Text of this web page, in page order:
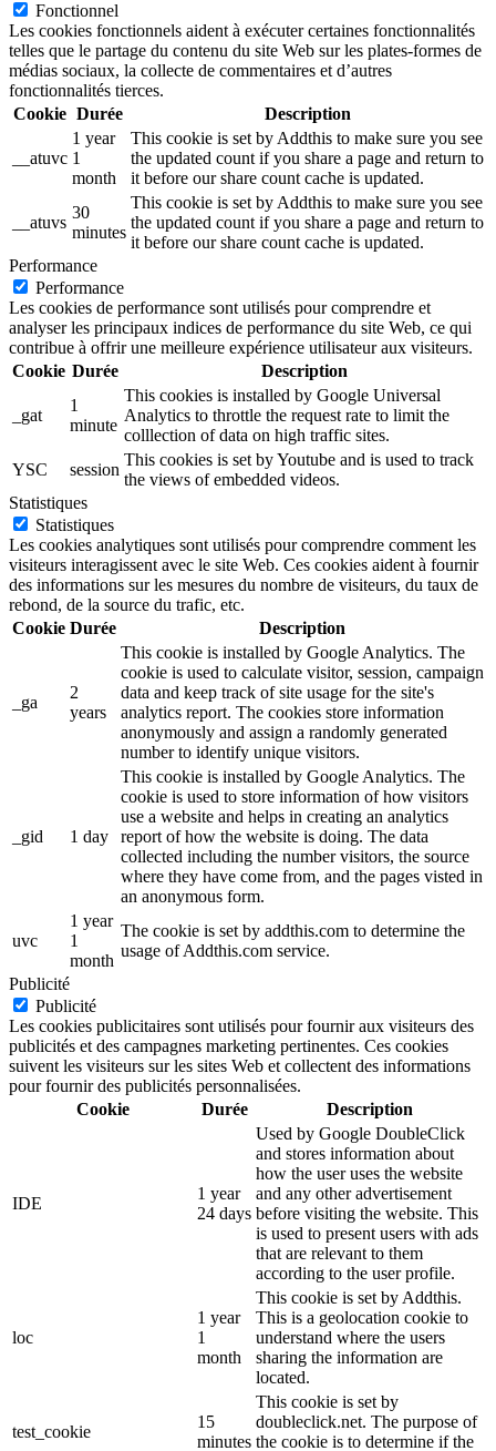
Fonctionnel
Les cookies fonctionnels aident à exécuter certaines fonctionnalités
telles que le partage du contenu du site Web sur les plates-formes de
médias sociaux, la collecte de commentaires et d’autres
fonctionnalités tierces.
Cookie Durée Description
__atuvc
1 year
1
month
This cookie is set by Addthis to make sure you see
the updated count if you share a page and return to
it before our share count cache is updated.
__atuvs
30
minutes
This cookie is set by Addthis to make sure you see
the updated count if you share a page and return to
it before our share count cache is updated.
Performance
Performance
Les cookies de performance sont utilisés pour comprendre et
analyser les principaux indices de performance du site Web, ce qui
contribue à offrir une meilleure expérience utilisateur aux visiteurs.
Cookie Durée Description
_gat
1
minute
This cookies is installed by Google Universal
Analytics to throttle the request rate to limit the
colllection of data on high traffic sites.
YSC
session
This cookies is set by Youtube and is used to track
the views of embedded videos.
Statistiques
Statistiques
Les cookies analytiques sont utilisés pour comprendre comment les
visiteurs interagissent avec le site Web. Ces cookies aident à fournir
des informations sur les mesures du nombre de visiteurs, du taux de
rebond, de la source du trafic, etc.
Cookie Durée Description
_ga
2
years
This cookie is installed by Google Analytics. The
cookie is used to calculate visitor, session, campaign
data and keep track of site usage for the site's
analytics report. The cookies store information
anonymously and assign a randomly generated
number to identify unique visitors.
_gid 1 day
This cookie is installed by Google Analytics. The
cookie is used to store information of how visitors
use a website and helps in creating an analytics
report of how the website is doing. The data
collected including the number visitors, the source
where they have come from, and the pages visted in
an anonymous form.
uvc
1 year
1
month
The cookie is set by addthis.com to determine the
usage of Addthis.com service.
Publicité
Publicité
Les cookies publicitaires sont utilisés pour fournir aux visiteurs des
publicités et des campagnes marketing pertinentes. Ces cookies
suivent les visiteurs sur les sites Web et collectent des informations
pour fournir des publicités personnalisées.
Cookie
Durée Description
IDE
1 year
24 days
Used by Google DoubleClick
and stores information about
how the user uses the website
and any other advertisement
before visiting the website. This
is used to present users with ads
that are relevant to them
according to the user profile.
loc
1 year
1
month
This cookie is set by Addthis.
This is a geolocation cookie to
understand where the users
sharing the information are
located.
test_cookie
15
minutes
This cookie is set by
doubleclick.net. The purpose of
the cookie is to determine if the